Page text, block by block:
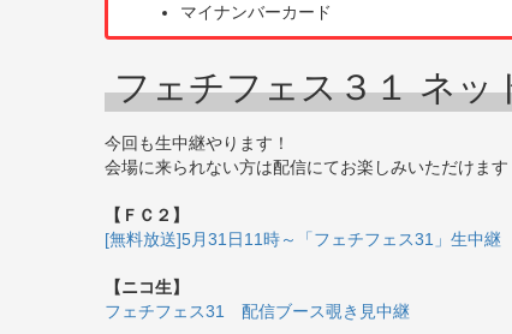
マイナンバーカード
フェチフェス３１ ネッ
今回も生中継やります！
会場に来られない方は配信にてお楽しみいただけます
【ＦＣ２】
[無料放送]5月31日11時～「フェチフェス31」生中継
【ニコ生】
フェチフェス31 配信ブース覗き見中継